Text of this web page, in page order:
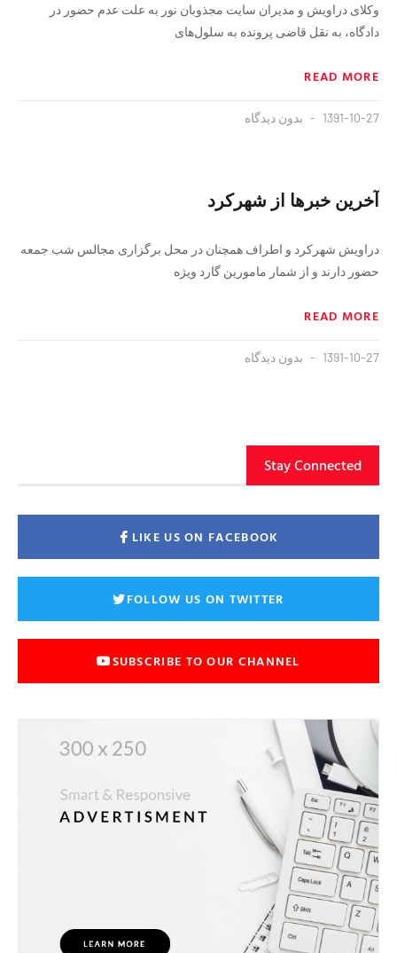
وکلای دراویش و مدیران سایت مجذوبان نور به علت عدم حضور در
دادگاه، به نقل قاضی پرونده به سلول‌های
READ MORE
1391-10-27 بدون دیدگاه
آخرین خبر‌ها از شهرکرد
دراویش شهرکرد و اطراف همچنان در محل برگزاری مجالس شب جمعه
حضور دارند و از شمار مامورین گارد ویژه
READ MORE
1391-10-27 بدون دیدگاه
Stay Connected
LIKE US ON FACEBOOK
FOLLOW US ON TWITTER
SUBSCRIBE TO OUR CHANNEL